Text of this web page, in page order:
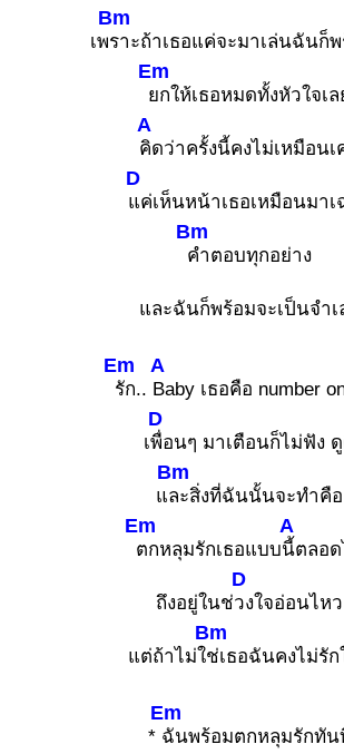
เพ
Bm
ราะถ้าเธอแค่จะมาเล่นฉันก็
Em
ยกให้เธอหมดทั้งหัวใจเล
A
คิดว่าครั้งนี้คงไม่เหมือนเ
D
แค่เห็นหน้าเธอเหมือนมาเ
Bm
คำตอบทุกอย่าง
และฉันก็พร้อมจะเป็นจำเ
Em
รัก..
A
Baby เธอคือ number
เ
D
พื่อนๆ มาเตือนก็ไม่ฟัง
แ
Bm
ละสิ่งที่ฉันนั้นจะทำคือ
Em
ตกหลุมรักเธอแบบ
A
นี้ตลอด
ถึงอยู่ในช่
D
วงใจอ่อนไหว
แต่ถ้าไม่ใ
Bm
ช่เธอฉันคงไม่รัก
*
Em
ฉันพร้อมตกหลุมรักทัน